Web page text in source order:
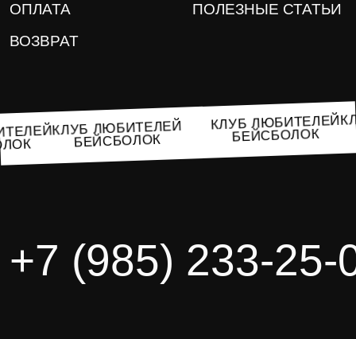
ОПЛАТА
ПОЛЕЗНЫЕ СТАТЬИ
ВОЗВРАТ
КЛУБ ЛЮБИТЕЛЕЙ
БЕЙСБОЛОК
КЛУБ ЛЮБИТЕЛЕЙ
БЕЙСБОЛОК
+7 (985) 233-25-